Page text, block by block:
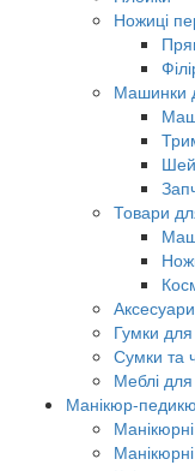
Ножиці
Машинки
Товари
Гумки
Сумки та
Меблі для
Манікюр-